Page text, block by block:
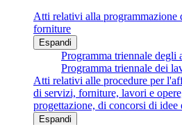
Atti relativi alla programmazione
forniture
Espandi
Programma triennale degli
Programma triennale dei
Atti relativi alle procedure per
di servizi, forniture, lavori e
progettazione, di concorsi di idee
Espandi